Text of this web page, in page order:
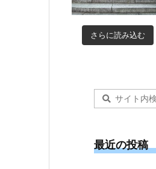
さらに読み込む
最近の投稿